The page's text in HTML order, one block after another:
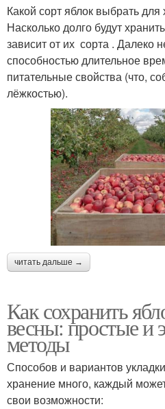
Какой сорт яблок выбрать для
Насколько долго будут
зависит от их сорта . Далеко
способностью длительное
питательные свойства (что,
лёжкостью).
читать дальше →
Как сохранить
весны: простые и
методы
Способов и вариантов
хранение много, каждый
свои возможности: